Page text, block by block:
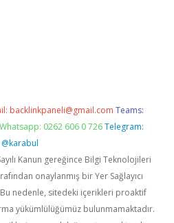
backlinkpaneli@gmail.com Teams:
Whatsapp: 0262 606 0 726 Telegram:
@karabul
Kanun gereğince Bilgi Teknolojileri
onaylanmış bir Yer Sağlayıcı
nedenle, sitedeki içerikleri proaktif
yükümlülüğümüz bulunmamaktadır.